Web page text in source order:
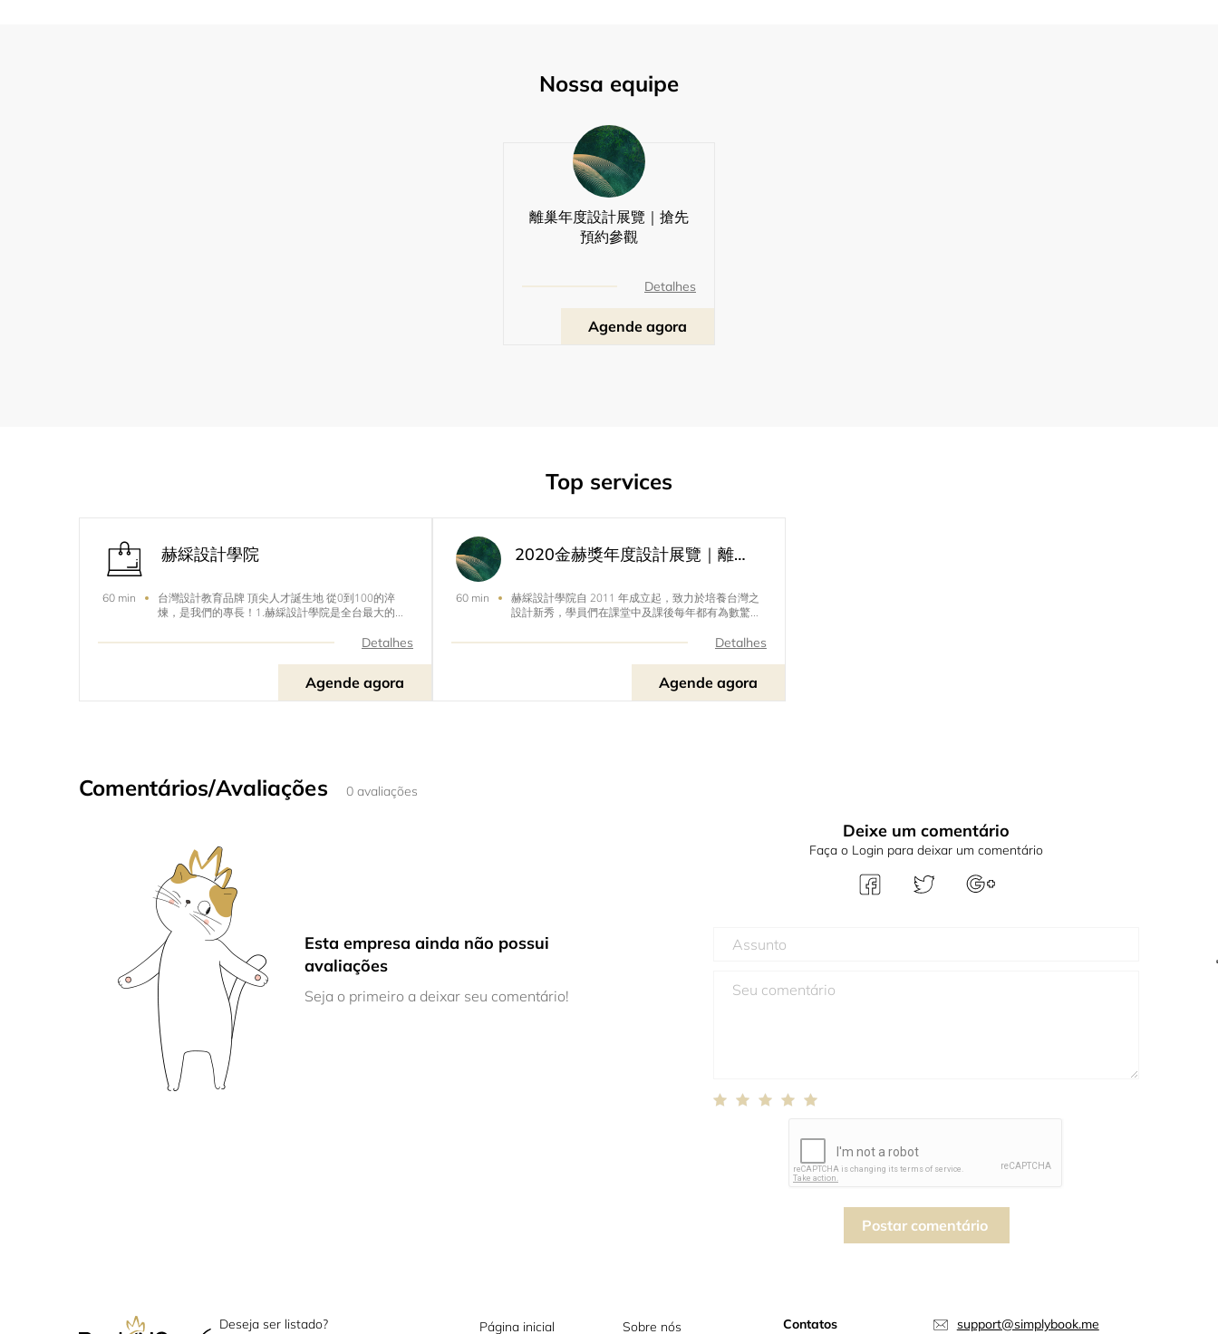
Nossa equipe
離巢年度設計展覽｜搶先
預約參觀
Detalhes
Agende agora
Top services
赫綵設計學院
60 min
台灣設計教育品牌 頂尖人才誕生地 從0到100的淬
煉，是我們的專長！1.赫綵設計學院是全台最大的設
心。2.全程使用蘋果 iMac 以及工作站等級 PC，提供
職率97.9%。4.定期舉辦名人講座，邀請設計名人與
同學分享創作歷程並給予同學信心鼓勵，同時拓展視
Detalhes
Agende agora
2020金赫獎年度設計展覽｜離巢Fly hign
60 min
赫綵設計學院自 2011 年成立起，致力於培養台灣之
設計新秀，學員們在課堂中及課後每年都有為數驚人
的舞台讓學員能夠發揮所長，鼓勵學員踴躍投稿，挑
享受為一件事情全心努力的過程。第三屆金赫獎設計
競賽精采落幕，今年度的年度設計展以「離巢」為
Detalhes
Agende agora
Comentários/Avaliações 0 avaliações
Esta empresa ainda não possui
avaliações
Seja o primeiro a deixar seu comentário!
Deixe um comentário
Faça o Login para deixar um comentário
Postar comentário
Deseja ser listado? Página inicial Sobre nós Contatos support@simplybook.me